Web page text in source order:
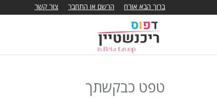
ברוך הבא אורח הרשם או התחבר צור קשר
טפט כבקשתך